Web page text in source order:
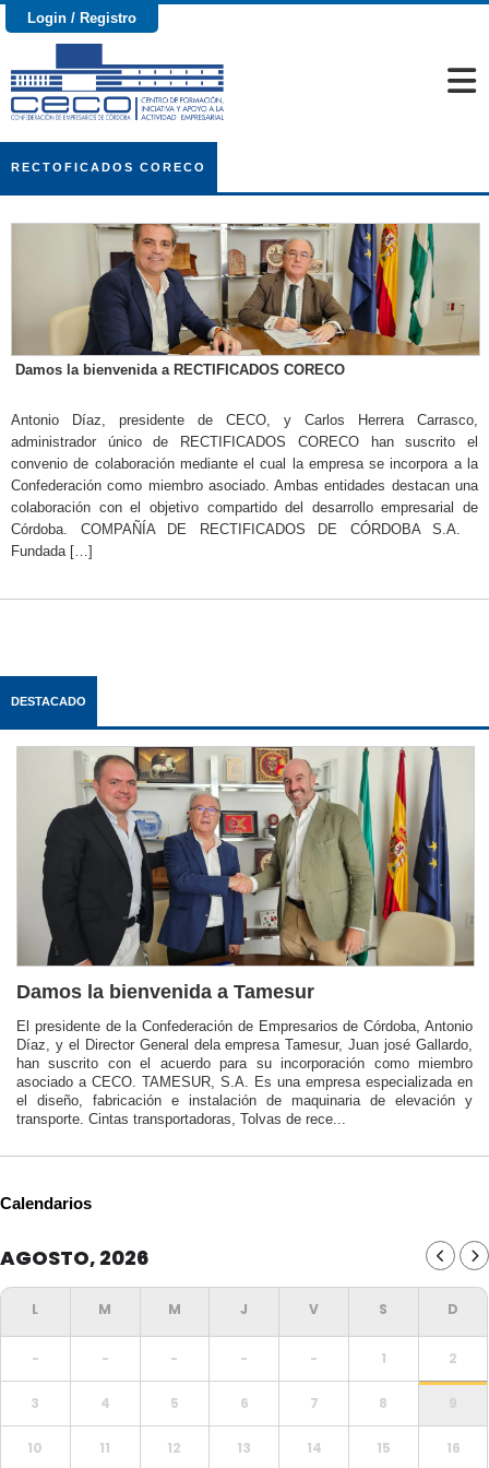
Login / Registro
RECTOFICADOS CORECO
Damos la bienvenida a RECTIFICADOS CORECO
Antonio Díaz, presidente de CECO, y Carlos Herrera Carrasco,
administrador único de RECTIFICADOS CORECO han suscrito el
convenio de colaboración mediante el cual la empresa se incorpora a la
Confederación como miembro asociado. Ambas entidades destacan una
colaboración con el objetivo compartido del desarrollo empresarial de
Córdoba. COMPAÑÍA DE RECTIFICADOS DE CÓRDOBA S.A.
Fundada […]
DESTACADO
Damos la bienvenida a Tamesur
El presidente de la Confederación de Empresarios de Córdoba, Antonio
Díaz, y el Director General dela empresa Tamesur, Juan josé Gallardo,
han suscrito con el acuerdo para su incorporación como miembro
asociado a CECO. TAMESUR, S.A. Es una empresa especializada en
el diseño, fabricación e instalación de maquinaria de elevación y
transporte. Cintas transportadoras, Tolvas de rece...
Calendarios
AGOSTO, 2026
- - - - - 1 2
3 4 5 6 7 8 9
10 11 12 13 14 15 16